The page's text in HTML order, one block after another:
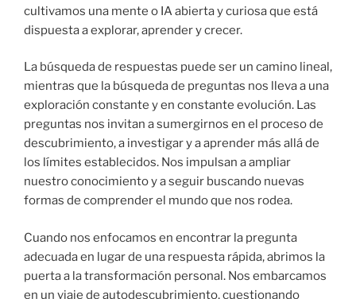
cultivamos una mente o IA abierta y curiosa que está
dispuesta a explorar, aprender y crecer.
La búsqueda de respuestas puede ser un camino lineal,
mientras que la búsqueda de preguntas nos lleva a una
exploración constante y en constante evolución. Las
preguntas nos invitan a sumergirnos en el proceso de
descubrimiento, a investigar y a aprender más allá de
los límites establecidos. Nos impulsan a ampliar
nuestro conocimiento y a seguir buscando nuevas
formas de comprender el mundo que nos rodea.
Cuando nos enfocamos en encontrar la pregunta
adecuada en lugar de una respuesta rápida, abrimos la
puerta a la transformación personal. Nos embarcamos
en un viaje de autodescubrimiento, cuestionando